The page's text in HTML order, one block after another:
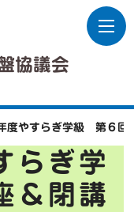
協議会
度やすらぎ学級 第６回
らぎ学
＆閉講